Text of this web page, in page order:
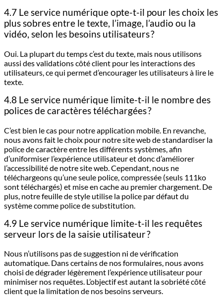
4.7 Le service numérique opte-t-il pour les choix les
plus sobres entre le texte, l’image, l’audio ou la
vidéo, selon les besoins utilisateurs ?
Oui. La plupart du temps c’est du texte, mais nous utilisons
aussi des validations côté client pour les interactions des
utilisateurs, ce qui permet d’encourager les utilisateurs à lire le
texte.
4.8 Le service numérique limite-t-il le nombre des
polices de caractères téléchargées ?
C’est bien le cas pour notre application mobile. En revanche,
nous avons fait le choix pour notre site web de standardiser la
police de caractère entre les différents systèmes, afin
d’uniformiser l’expérience utilisateur et donc d’améliorer
l’accessibilité de notre site web. Cependant, nous ne
téléchargeons qu’une seule police, compressée (seuls 111ko
sont téléchargés) et mise en cache au premier chargement. De
plus, notre feuille de style utilise la police par défaut du
système comme police de substitution.
4.9 Le service numérique limite-t-il les requêtes
serveur lors de la saisie utilisateur ?
Nous n’utilisons pas de suggestion ni de vérification
automatique. Dans certains de nos formulaires, nous avons
choisi de dégrader légèrement l’expérience utilisateur pour
minimiser nos requêtes. L’objectif est autant la sobriété côté
client que la limitation de nos besoins serveurs.